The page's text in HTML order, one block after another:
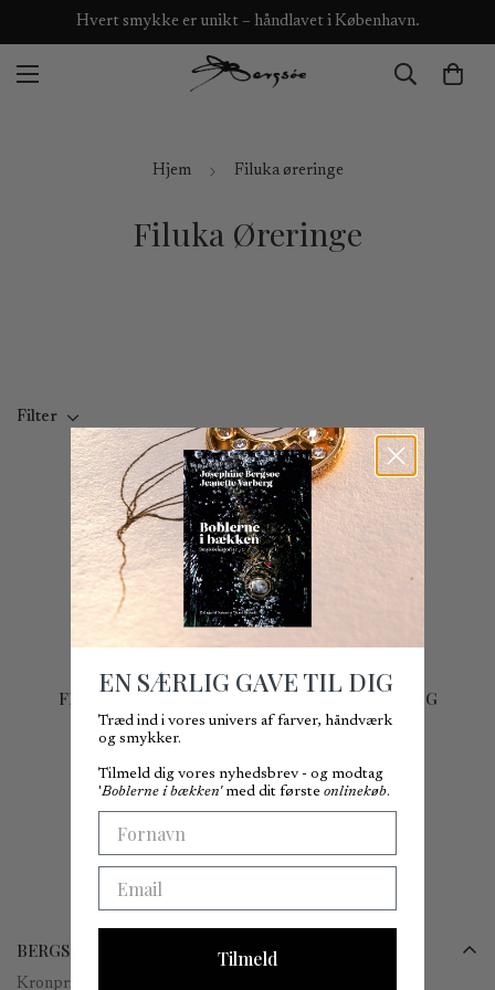
Hvert smykke er unikt – håndlavet i København.
Hjem Filuka øreringe
Filuka Øreringe
Filter
FILUKA ØRERING
Normal
25.400,00 kr
FILUKA ØRERING
Normal
20.800,00 kr
BERGSØE
Kronprinsessegade 25
EN SÆRLIG GAVE TIL DIG
Træd ind i vores univers af farver, håndværk
og smykker.
Tilmeld dig vores nyhedsbrev - og modtag
'Boblerne i bækken'med dit første onlinekøb.
First Name
Email
Tilmeld